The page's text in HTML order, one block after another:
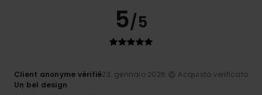
5/5
Client anonyme vérifié23. gennaio 2026
Acquisto verificato
Un bel design